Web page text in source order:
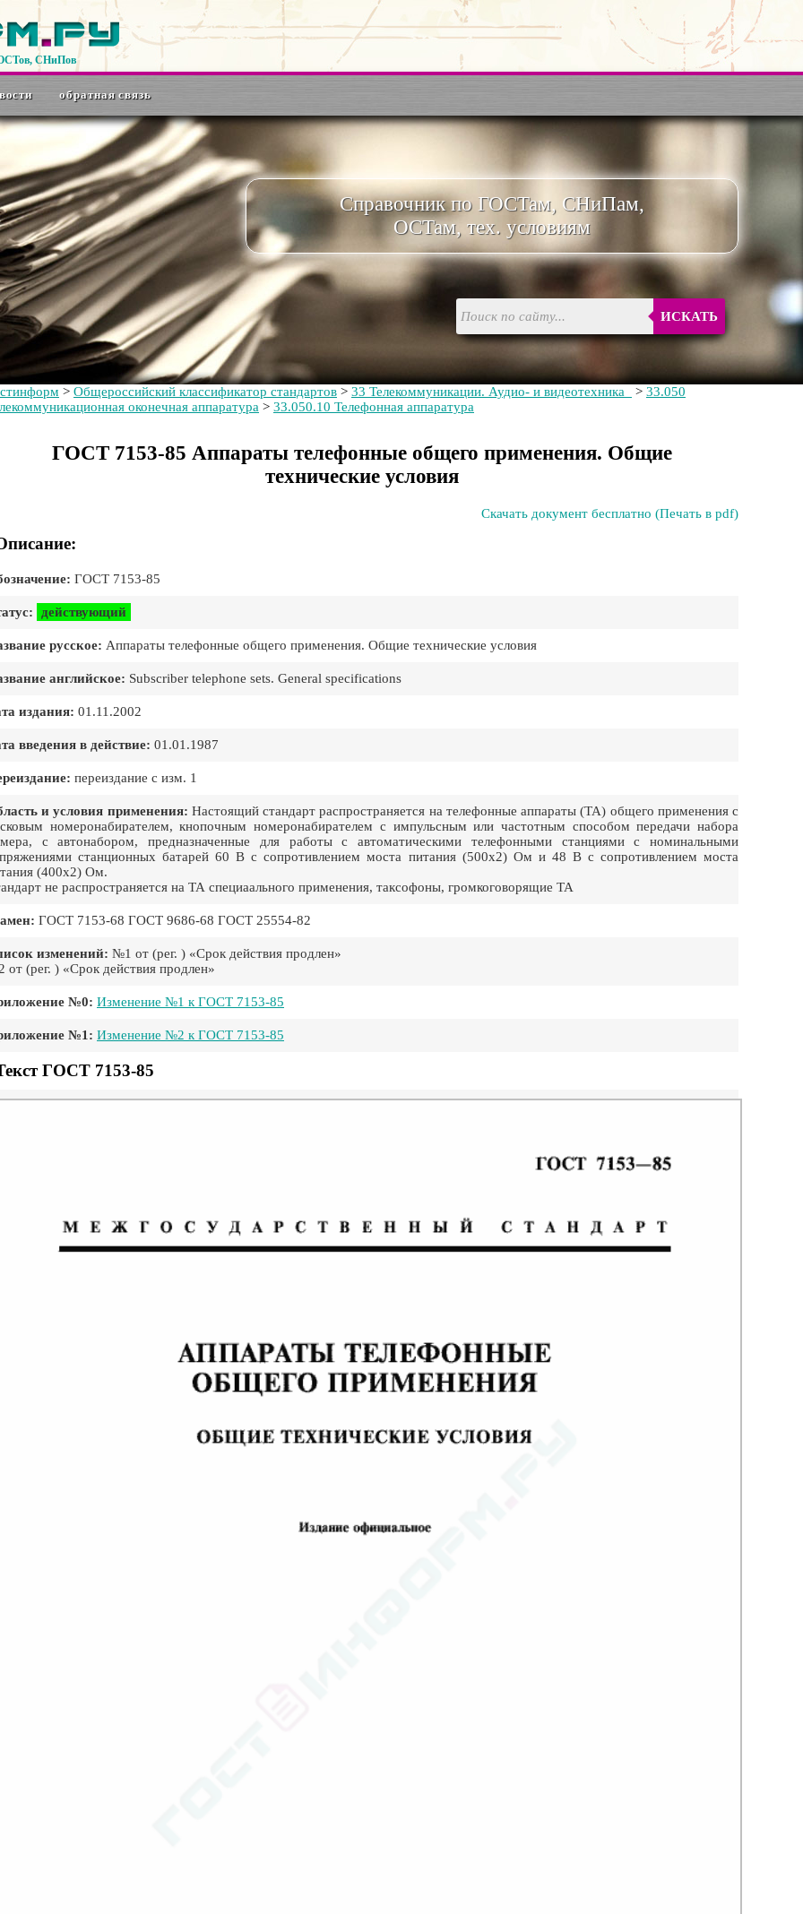
СНиПов
обратная связь
Справочник по ГОСТам, СНиПам,
ОСТам, тех. условиям
ИСКАТЬ
> Общероссийский классификатор стандартов > 33 Телекоммуникации. Аудио- и видеотехника > 33.050
оконечная аппаратура > 33.050.10 Телефонная аппаратура
ГОСТ 7153-85 Аппараты телефонные общего применения. Общие
технические условия
Скачать документ бесплатно (Печать в pdf)
ГОСТ 7153-85
действующий
русское: Аппараты телефонные общего применения. Общие технические условия
английское: Subscriber telephone sets. General specifications
издания: 01.11.2002
введения в действие: 01.01.1987
переиздание с изм. 1
и условия применения: Настоящий стандарт распространяется на телефонные аппараты (ТА) общего применения с
номеронабирателем, кнопочным номеронабирателем с импульсным или частотным способом передачи набора
с автонабором, предназначенные для работы с автоматическими телефонными станциями с номинальными
станционных батарей 60 В с сопротивлением моста питания (500х2) Ом и 48 В с сопротивлением моста
(400х2) Ом.
не распространяется на ТА специаального применения, таксофоны, громкоговорящие ТА
ГОСТ 7153-68 ГОСТ 9686-68 ГОСТ 25554-82
изменений: №1 от (рег. ) «Срок действия продлен»
от (рег. ) «Срок действия продлен»
№0: Изменение №1 к ГОСТ 7153-85
№1: Изменение №2 к ГОСТ 7153-85
ГОСТ 7153-85